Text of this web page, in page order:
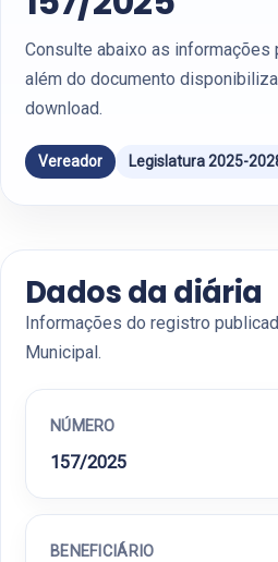
Consulte abaixo as informações
além do documento
download.
Vereador Legislatura 2025-
Dados da diária
Informações do registro
Municipal.
NÚMERO
157/2025
BENEFICIÁRIO